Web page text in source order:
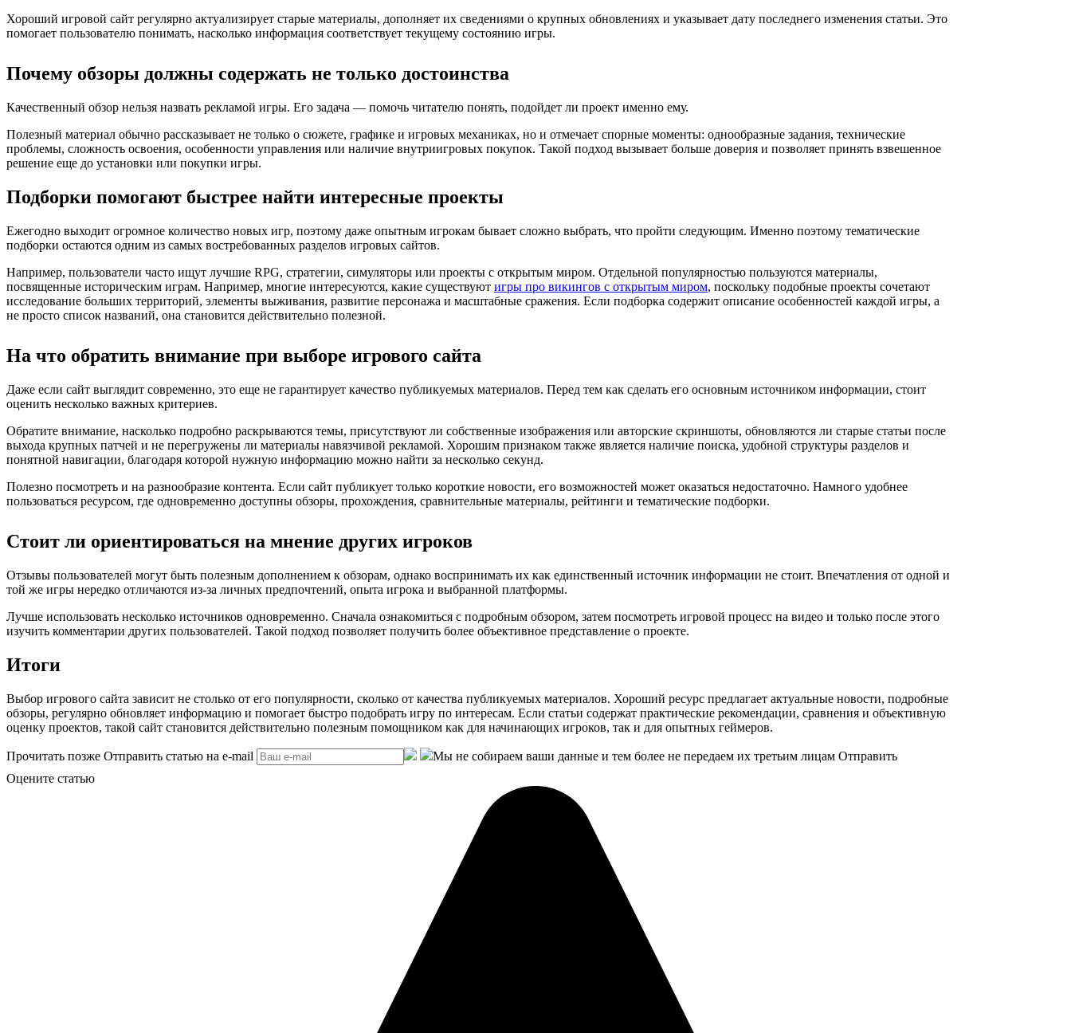
Хороший игровой сайт регулярно актуализирует старые материалы, дополняет их сведениями о крупных обновлениях и указывает дату последнего изменения статьи. Это
помогает пользователю понимать, насколько информация соответствует текущему состоянию игры.
Почему обзоры должны содержать не только достоинства
Качественный обзор нельзя назвать рекламой игры. Его задача — помочь читателю понять, подойдет ли проект именно ему.
Полезный материал обычно рассказывает не только о сюжете, графике и игровых механиках, но и отмечает спорные моменты: однообразные задания, технические
проблемы, сложность освоения, особенности управления или наличие внутриигровых покупок. Такой подход вызывает больше доверия и позволяет принять взвешенное
решение еще до установки или покупки игры.
Подборки помогают быстрее найти интересные проекты
Ежегодно выходит огромное количество новых игр, поэтому даже опытным игрокам бывает сложно выбрать, что пройти следующим. Именно поэтому тематические
подборки остаются одним из самых востребованных разделов игровых сайтов.
Например, пользователи часто ищут лучшие RPG, стратегии, симуляторы или проекты с открытым миром. Отдельной популярностью пользуются материалы,
посвященные историческим играм. Например, многие интересуются, какие существуют игры про викингов с открытым миром, поскольку подобные проекты сочетают
исследование больших территорий, элементы выживания, развитие персонажа и масштабные сражения. Если подборка содержит описание особенностей каждой игры, а
не просто список названий, она становится действительно полезной.
На что обратить внимание при выборе игрового сайта
Даже если сайт выглядит современно, это еще не гарантирует качество публикуемых материалов. Перед тем как сделать его основным источником информации, стоит
оценить несколько важных критериев.
Обратите внимание, насколько подробно раскрываются темы, присутствуют ли собственные изображения или авторские скриншоты, обновляются ли старые статьи после
выхода крупных патчей и не перегружены ли материалы навязчивой рекламой. Хорошим признаком также является наличие поиска, удобной структуры разделов и
понятной навигации, благодаря которой нужную информацию можно найти за несколько секунд.
Полезно посмотреть и на разнообразие контента. Если сайт публикует только короткие новости, его возможностей может оказаться недостаточно. Намного удобнее
пользоваться ресурсом, где одновременно доступны обзоры, прохождения, сравнительные материалы, рейтинги и тематические подборки.
Стоит ли ориентироваться на мнение других игроков
Отзывы пользователей могут быть полезным дополнением к обзорам, однако воспринимать их как единственный источник информации не стоит. Впечатления от одной и
той же игры нередко отличаются из-за личных предпочтений, опыта игрока и выбранной платформы.
Лучше использовать несколько источников одновременно. Сначала ознакомиться с подробным обзором, затем посмотреть игровой процесс на видео и только после этого
изучить комментарии других пользователей. Такой подход позволяет получить более объективное представление о проекте.
Итоги
Выбор игрового сайта зависит не столько от его популярности, сколько от качества публикуемых материалов. Хороший ресурс предлагает актуальные новости, подробные
обзоры, регулярно обновляет информацию и помогает быстро подобрать игру по интересам. Если статьи содержат практические рекомендации, сравнения и объективную
оценку проектов, такой сайт становится действительно полезным помощником как для начинающих игроков, так и для опытных геймеров.
Прочитать позже Отправить статью на e-mail Мы не собираем ваши данные и тем более не передаем их третьим лицам Отправить
Оцените статью